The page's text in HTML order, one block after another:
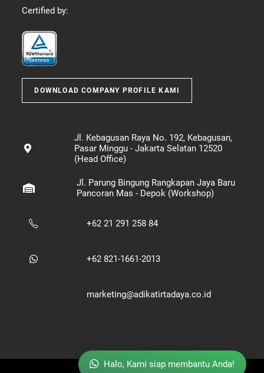
Certified by:
DOWNLOAD COMPANY PROFILE KAMI
Jl. Kebagusan Raya No. 192, Kebagusan,
Pasar Minggu - Jakarta Selatan 12520
(Head Office)
Jl. Parung Bingung Rangkapan Jaya Baru
Pancoran Mas - Depok (Workshop)
+62 21 291 258 84
+62 821-1661-2013
marketing@adikatirtadaya.co.id
Halo, Kami siap membantu Anda!